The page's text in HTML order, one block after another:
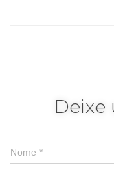
Nome *